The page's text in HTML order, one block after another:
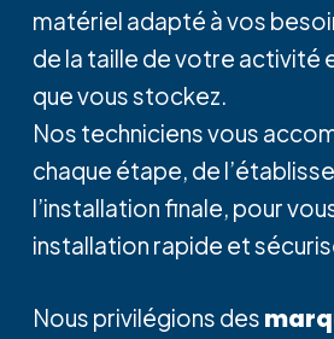
matériel adapté à vos
de la taille de votre activité
que vous stockez.
Nos techniciens vous
chaque étape, de
l’installation finale, pour
installation rapide et
Nous privilégions des